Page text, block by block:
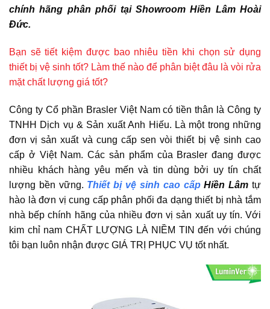
chính hãng phân phối tại Showroom Hiền Lâm Hoài
Đức.
Bạn sẽ tiết kiệm được bao nhiêu tiền khi chọn sử dụng
thiết bị vệ sinh tốt? Làm thế nào để phân biệt đâu là vòi rửa
mặt chất lượng giá tốt?
Công ty Cổ phần Brasler Việt Nam có tiền thân là Công ty
TNHH Dịch vụ & Sản xuất Anh Hiếu. Là một trong những
đơn vị sản xuất và cung cấp sen vòi thiết bị vệ sinh cao
cấp ở Việt Nam. Các sản phẩm của Brasler đang được
nhiều khách hàng yêu mến và tin dùng bởi uy tín chất
lượng bền vững. Thiết bị vệ sinh cao cấpHiền Lâm tự
hào là đơn vị cung cấp phân phối đa dạng thiết bị nhà tắm
nhà bếp chính hãng của nhiều đơn vị sản xuất uy tín. Với
kim chỉ nam CHẤT LƯỢNG LÀ NIỀM TIN đến với chúng
tôi bạn luôn nhận được GIÁ TRỊ PHỤC VỤ tốt nhất.